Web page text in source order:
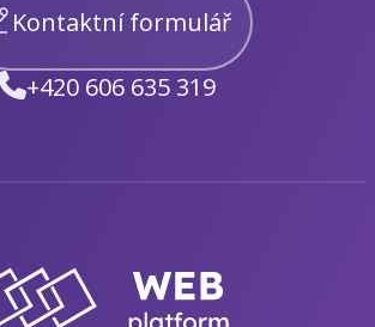
Kontaktní formulář
+420 606 635 319